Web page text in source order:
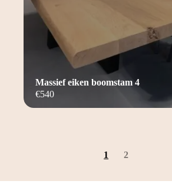
€540
Massief eiken boomstam 4
1 2